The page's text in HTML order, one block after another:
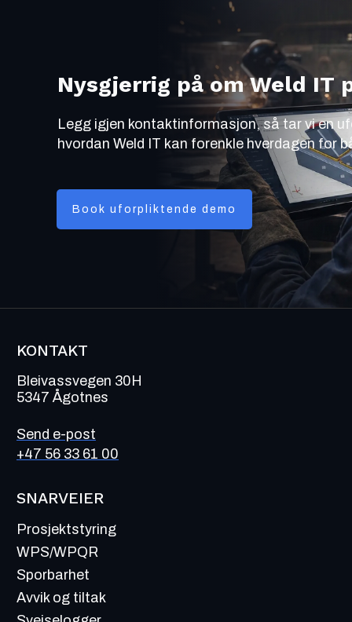
Nysgjerrig på om Weld IT
Legg igjen kontaktinformasjon, så tar vi en
hvordan Weld IT kan forenkle hverdagen for
Book uforpliktende demo
KONTAKT
Bleivassvegen 30H
5347 Ågotnes
Send e-post
+47 56 33 61 00
SNARVEIER
Prosjektstyring
WPS/WPQR
Sporbarhet
Avvik og tiltak